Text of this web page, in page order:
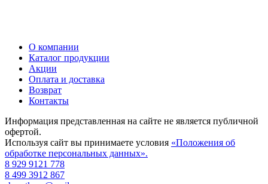
О компании
Каталог продукции
Акции
Оплата и доставка
Возврат
Контакты
Информация представленная на сайте не является публичной
офертой.
Используя сайт вы принимаете условия «Положения об
обработке персональных данных».
8 929 9121 778
8 499 3912 867